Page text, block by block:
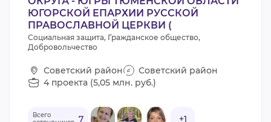
ЮГОРСКОЙ ЕПАРХИИ РУССКОЙ
ПРАВОСЛАВНОЙ ЦЕРКВИ (
Социальная защита, Гражданское общество,
Добровольчество
Советский район
Советский район
4 проекта (5,05 млн. руб.)
Всего
7 +1